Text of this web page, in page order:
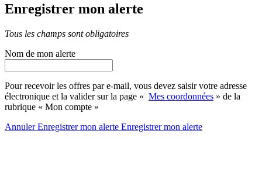
Enregistrer mon alerte
Tous les champs sont obligatoires
Nom de mon alerte
Pour recevoir les offres par e-mail, vous devez saisir votre adresse
électronique et la valider sur la page « Mes coordonnées » de la
rubrique « Mon compte »
AnnulerEnregistrer mon alerte Enregistrermon alerte